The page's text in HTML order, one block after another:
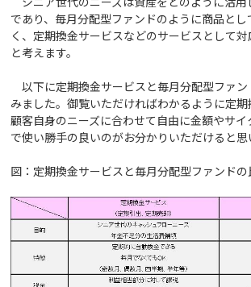
であり、毎月分配型ファンドのように商品と
く、定期換金サービスなどのサービスとして
と考えます。
以下に定期換金サービスと毎月分配型ファン
みました。御覧いただければわかるように定
顧客自身のニーズに合わせて自由に金額やサ
で使い勝手の良いのがお分かりいただけると思
図：定期換金サービスと毎月分配型ファンドの